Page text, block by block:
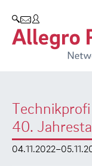
40.
Allegro Network
Produktübersicht
Use Cases
Whitepaper
Case Studies
Unternehmen
Partner
Umweltschutz